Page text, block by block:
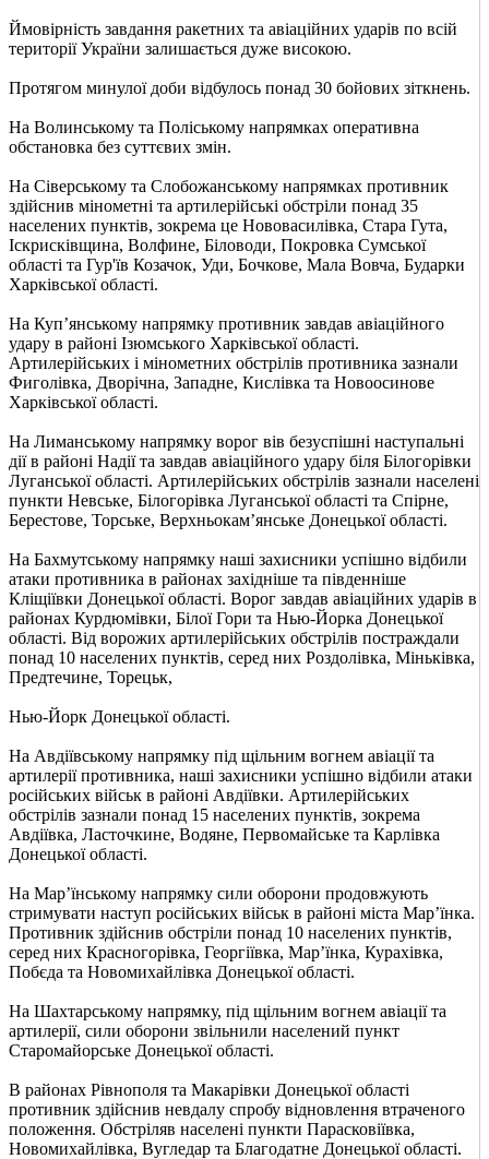
Ймовірність завдання ракетних та авіаційних ударів по всій
території України залишається дуже високою.
Протягом минулої доби відбулось понад 30 бойових зіткнень.
На Волинському та Поліському напрямках оперативна
обстановка без суттєвих змін.
На Сіверському та Слобожанському напрямках противник
здійснив мінометні та артилерійські обстріли понад 35
населених пунктів, зокрема це Нововасилівка, Стара Гута,
Іскрисківщина, Волфине, Біловоди, Покровка Сумської
області та Гур'їв Козачок, Уди, Бочкове, Мала Вовча, Бударки
Харківської області.
На Куп’янському напрямку противник завдав авіаційного
удару в районі Ізюмського Харківської області.
Артилерійських і мінометних обстрілів противника зазнали
Фиголівка, Дворічна, Западне, Кислівка та Новоосинове
Харківської області.
На Лиманському напрямку ворог вів безуспішні наступальні
дії в районі Надії та завдав авіаційного удару біля Білогорівки
Луганської області. Артилерійських обстрілів зазнали населені
пункти Невське, Білогорівка Луганської області та Спірне,
Берестове, Торське, Верхньокам’янське Донецької області.
На Бахмутському напрямку наші захисники успішно відбили
атаки противника в районах західніше та південніше
Кліщіївки Донецької області. Ворог завдав авіаційних ударів в
районах Курдюмівки, Білої Гори та Нью-Йорка Донецької
області. Від ворожих артилерійських обстрілів постраждали
понад 10 населених пунктів, серед них Роздолівка, Міньківка,
Предтечине, Торецьк,
Нью-Йорк Донецької області.
На Авдіївському напрямку під щільним вогнем авіації та
артилерії противника, наші захисники успішно відбили атаки
російських військ в районі Авдіївки. Артилерійських
обстрілів зазнали понад 15 населених пунктів, зокрема
Авдіївка, Ласточкине, Водяне, Первомайське та Карлівка
Донецької області.
На Мар’їнському напрямку сили оборони продовжують
стримувати наступ російських військ в районі міста Мар’їнка.
Противник здійснив обстріли понад 10 населених пунктів,
серед них Красногорівка, Георгіївка, Мар’їнка, Курахівка,
Побєда та Новомихайлівка Донецької області.
На Шахтарському напрямку, під щільним вогнем авіації та
артилерії, сили оборони звільнили населений пункт
Старомайорське Донецької області.
В районах Рівнополя та Макарівки Донецької області
противник здійснив невдалу спробу відновлення втраченого
положення. Обстріляв населені пункти Парасковіївка,
Новомихайлівка, Вугледар та Благодатне Донецької області.